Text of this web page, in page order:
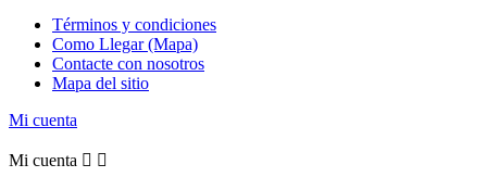
Términos y condiciones
Como Llegar (Mapa)
Contacte con nosotros
Mapa del sitio
Mi cuenta
Mi cuenta  